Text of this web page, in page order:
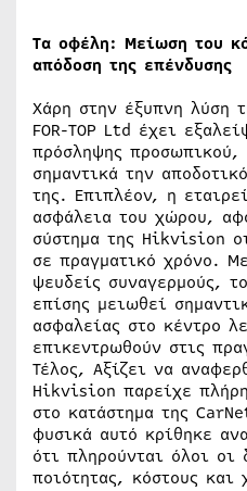
Τα οφέλη: Μείωση του
απόδοση της επένδυσης
Χάρη στην έξυπνη
FOR-TOP Ltd έχει
πρόσληψης προσωπικού,
σημαντικά την
της. Επιπλέον, η
ασφάλεια του χώρου,
σύστημα της Hikvision
σε πραγματικό χρόνο.
ψευδείς συναγερμούς,
επίσης μειωθεί
ασφαλείας στο κέντρο
επικεντρωθούν στις
Τέλος, Αξίζει να
Hikvision παρείχε
στο κατάστημα της
φυσικά αυτό κρίθηκε
ότι πληρούνται όλοι οι
ποιότητας, κόστους και